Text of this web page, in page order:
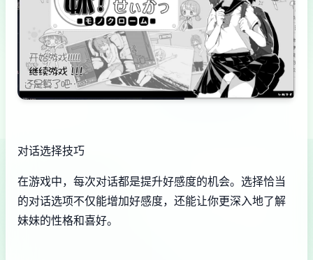
对话选择技巧
在游戏中，每次对话都是提升好感度的机会。选择恰当
的对话选项不仅能增加好感度，还能让你更深入地了解
妹妹的性格和喜好。